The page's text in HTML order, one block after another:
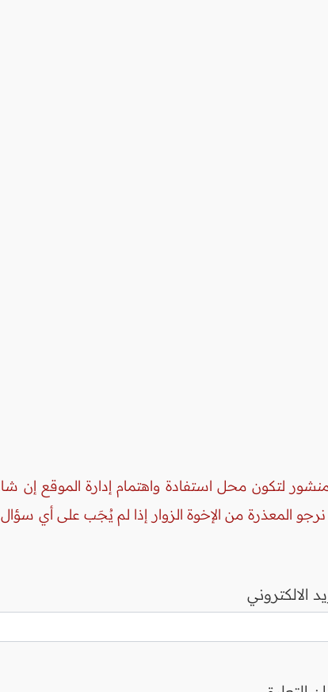
لتكون محل استفادة واهتمام إدارة الموقع إن
المعذرة من الإخوة الزوار إذا لم يُجَب على أي
الالكتروني